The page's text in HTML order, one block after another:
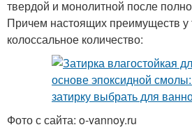
твердой и монолитной после
Причем настоящих преимуществ у
колоссальное количество:
Фото с сайта: o-vannoy.ru